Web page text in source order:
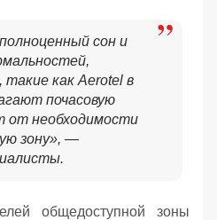
сон и
как Aerotel в
почасовую
от необходимости
зону», —
общедоступной зоны